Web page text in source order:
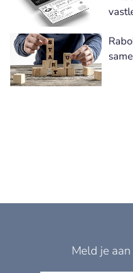
Meld je